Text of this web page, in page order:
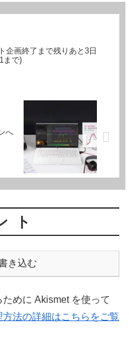
企画終了まで残りあと3日
まで)
へ
ト
き込む
めに Akismet を使って
法の詳細はこちらをご覧